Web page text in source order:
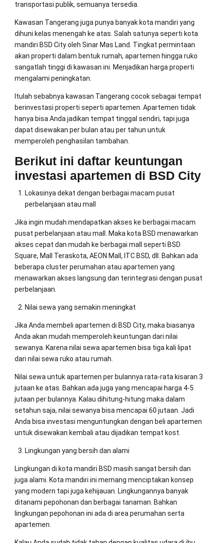
transportasi publik, semuanya tersedia.
Kawasan Tangerang juga punya banyak kota mandiri yang
dihuni kelas menengah ke atas. Salah satunya seperti kota
mandiri BSD City oleh Sinar Mas Land. Tingkat permintaan
akan properti dalam bentuk rumah, apartemen hingga ruko
sangatlah tinggi di kawasan ini. Menjadikan harga properti
mengalami peningkatan.
Itulah sebabnya kawasan Tangerang cocok sebagai tempat
berinvestasi properti seperti apartemen. Apartemen tidak
hanya bisa Anda jadikan tempat tinggal sendiri, tapi juga
dapat disewakan per bulan atau per tahun untuk
memperoleh penghasilan tambahan.
Berikut ini daftar keuntungan
investasi apartemen di BSD City
Lokasinya dekat dengan berbagai macam pusat
perbelanjaan atau mall
Jika ingin mudah mendapatkan akses ke berbagai macam
pusat perbelanjaan atau mall. Maka kota BSD menawarkan
akses cepat dan mudah ke berbagai mall seperti BSD
Square, Mall Teraskota, AEON Mall, ITC BSD, dll. Bahkan ada
beberapa cluster perumahan atau apartemen yang
menawarkan akses langsung dan terintegrasi dengan pusat
perbelanjaan.
Nilai sewa yang semakin meningkat
Jika Anda membeli apartemen di BSD City, maka biasanya
Anda akan mudah memperoleh keuntungan dari nilai
sewanya. Karena nilai sewa apartemen bisa tiga kali lipat
dari nilai sewa ruko atau rumah.
Nilai sewa untuk apartemen per bulannya rata-rata kisaran 3
jutaan ke atas. Bahkan ada juga yang mencapai harga 4-5
jutaan per bulannya. Kalau dihitung-hitung maka dalam
setahun saja, nilai sewanya bisa mencapai 60 jutaan. Jadi
Anda bisa investasi menguntungkan dengan beli apartemen
untuk disewakan kembali atau dijadikan tempat kost.
Lingkungan yang bersih dan alami
Lingkungan di kota mandiri BSD masih sangat bersih dan
juga alami. Kota mandiri ini memang menciptakan konsep
yang modern tapi juga kehijauan. Lingkungannya banyak
ditanami pepohonan dan berbagai tanaman. Bahkan
lingkungan pepohonan ini ada di area perumahan serta
apartemen.